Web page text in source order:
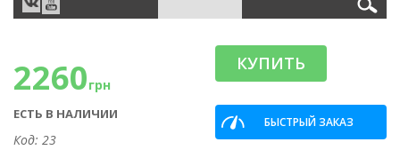
2260грн
ЕСТЬ В НАЛИЧИИ
Код: 23
КУПИТЬ
БЫСТРЫЙ ЗАКАЗ